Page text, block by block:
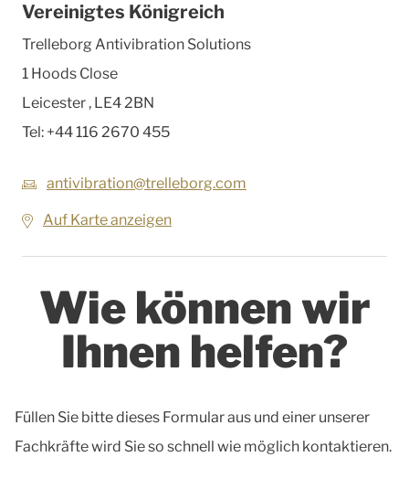
Vereinigtes Königreich
Trelleborg Antivibration Solutions
1 Hoods Close
Leicester , LE4 2BN
Tel: +44 116 2670 455
antivibration@trelleborg.com
Auf Karte anzeigen
Wie können wir
Ihnen helfen?
Füllen Sie bitte dieses Formular aus und einer unserer
Fachkräfte wird Sie so schnell wie möglich kontaktieren.